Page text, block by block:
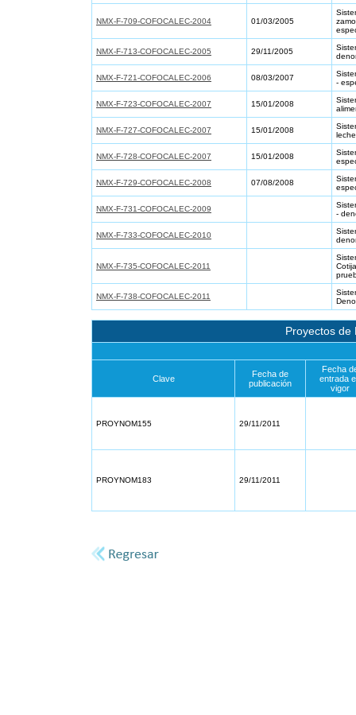
NMX-F-709-COFOCALEC-2004 01/03/2005
NMX-F-713-COFOCALEC-2005 29/11/2005
NMX-F-721-COFOCALEC-2006 08/03/2007
-
NMX-F-723-COFOCALEC-2007 15/01/2008
NMX-F-727-COFOCALEC-2007 15/01/2008
NMX-F-728-COFOCALEC-2007 15/01/2008
NMX-F-729-COFOCALEC-2008 07/08/2008
NMX-F-731-COFOCALEC-2009
-
NMX-F-733-COFOCALEC-2010
NMX-F-735-COFOCALEC-2011
NMX-F-738-COFOCALEC-2011
Proyectos de
Clave
Fecha de
publicación
Fecha
entrada
vigor
PROYNOM155 29/11/2011
PROYNOM183 29/11/2011